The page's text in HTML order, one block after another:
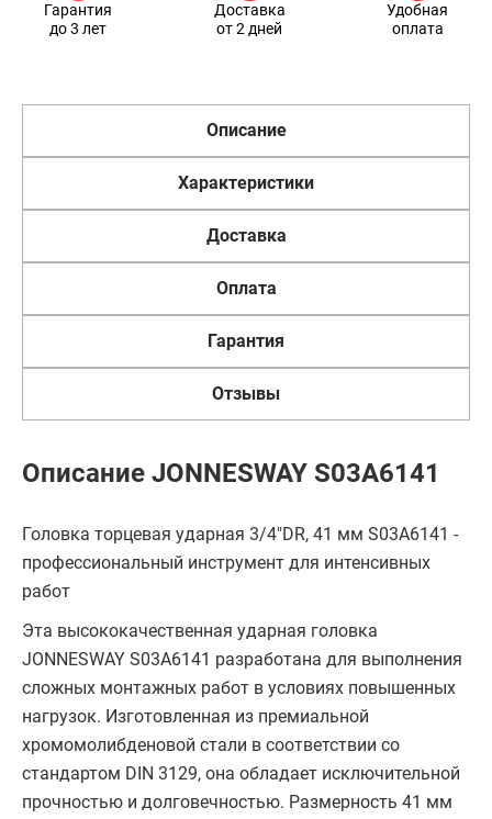
Гарантия
до 3 лет
Доставка
от 2 дней
Удобная
оплата
Описание
Характеристики
Доставка
Оплата
Гарантия
Отзывы
Описание JONNESWAY S03A6141
Головка торцевая ударная 3/4"DR, 41 мм S03A6141 -
профессиональный инструмент для интенсивных
работ
Эта высококачественная ударная головка
JONNESWAY S03A6141 разработана для выполнения
сложных монтажных работ в условиях повышенных
нагрузок. Изготовленная из премиальной
хромомолибденовой стали в соответствии со
стандартом DIN 3129, она обладает исключительной
прочностью и долговечностью. Размерность 41 мм